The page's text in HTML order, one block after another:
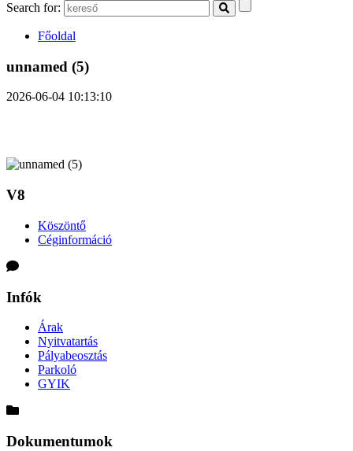
Search for:
Főoldal
unnamed (5)
2026-06-04 10:13:10
V8
Köszöntő
Céginformáció
Infók
Árak
Nyitvatartás
Pályabeosztás
Parkoló
GYIK
Dokumentumok